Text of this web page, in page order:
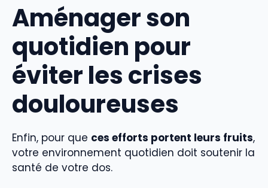
Aménager son
quotidien pour
éviter les crises
douloureuses
Enfin, pour que ces efforts portent leurs fruits,
votre environnement quotidien doit soutenir la
santé de votre dos.